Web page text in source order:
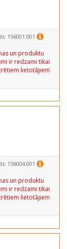
156001.001
un produktu
ir redzami tikai
lietotājiem
156004.001
un produktu
ir redzami tikai
lietotājiem